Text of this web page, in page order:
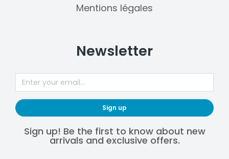
Mentions légales
Newsletter
Sign up
Sign up! Be the first to know about new
arrivals and exclusive offers.